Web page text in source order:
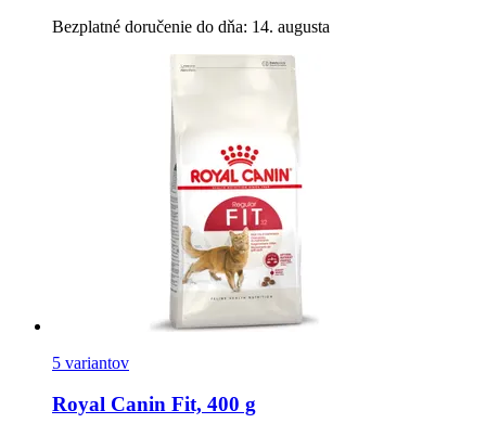
Bezplatné doručenie do dňa: 14. augusta
5 variantov
Royal Canin Fit, 400 g